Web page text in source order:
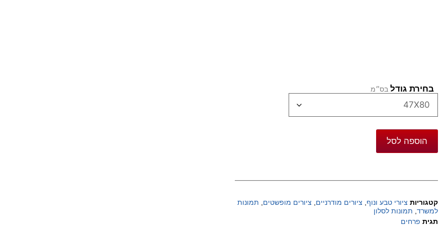
בחירת גודל
הוספה לסל
קטגוריות ציורי טבע ונוף, ציורים מודרניים, ציורים מופשטים, תמונות
למשרד, תמונות לסלון
תגית פרחים